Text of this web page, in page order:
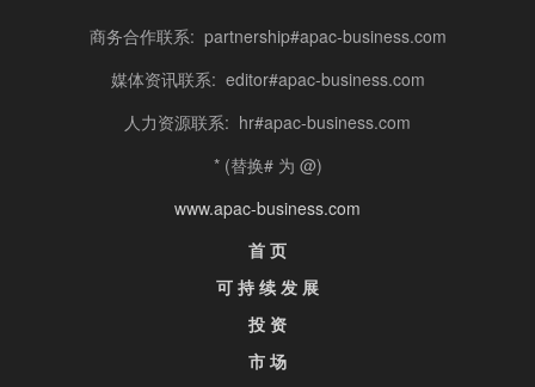
商务合作联系: partnership#apac-business.com
媒体资讯联系: editor#apac-business.com
人力资源联系: hr#apac-business.com
* (替换# 为 @)
www.apac-business.com
首 页
可 持 续 发 展
投 资
市 场